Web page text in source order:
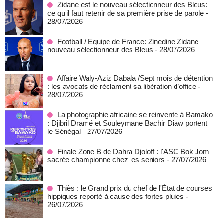
Zidane est le nouveau sélectionneur des Bleus:
ce qu’il faut retenir de sa première prise de parole -
28/07/2026
Football / Equipe de France: Zinedine Zidane
nouveau sélectionneur des Bleus - 28/07/2026
Affaire Waly-Aziz Dabala /Sept mois de détention
: les avocats de réclament sa libération d’office -
28/07/2026
La photographie africaine se réinvente à Bamako
: Djibril Dramé et Souleymane Bachir Diaw portent
le Sénégal - 27/07/2026
Finale Zone B de Dahra Djoloff : l'ASC Bok Jom
sacrée championne chez les seniors - 27/07/2026
Thiès : le Grand prix du chef de l'État de courses
hippiques reporté à cause des fortes pluies -
26/07/2026